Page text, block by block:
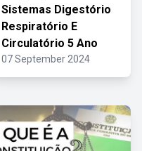
Sistemas Digestório
Respiratório E
Circulatório 5 Ano
07 September 2024